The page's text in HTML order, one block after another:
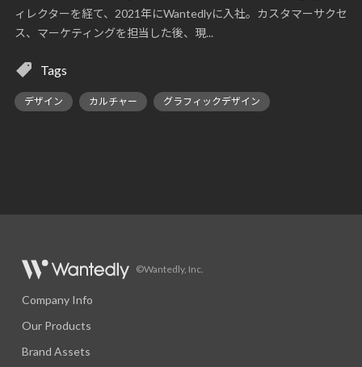
ィレクターを経て、2021年にWantedlyに入社。カスタマーサクセ
ス、マーケティングを担当した後、現...
Tags
デザイン カルチャー グラフィックデザイン
©Wantedly, Inc.
Company Info
Our Products
Brand Assets